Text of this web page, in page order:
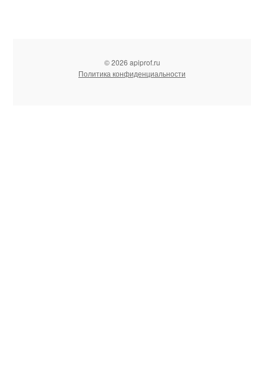
© 2026 apiprof.ru
Политика конфиденциальности